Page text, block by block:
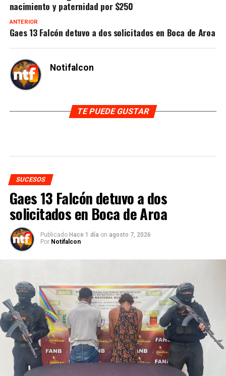
nacimiento y paternidad por $250
ANTERIOR
Gaes 13 Falcón detuvo a dos solicitados en Boca de Aroa
Notifalcon
TE PUEDE GUSTAR
SUCESOS
Gaes 13 Falcón detuvo a dos
solicitados en Boca de Aroa
Publicado Hace 1 día on agosto 7, 2026
Por Notifalcon